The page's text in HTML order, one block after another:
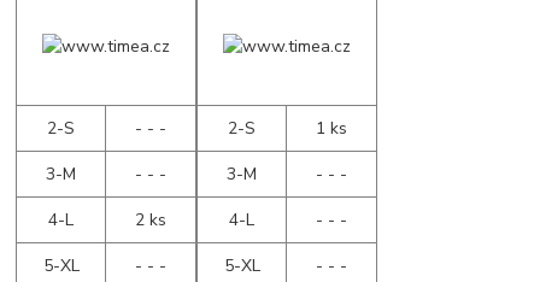
2-S
- - -
3-M
- - -
4-L
2 ks
5-XL
- - -
2-S
1 ks
3-M
- - -
4-L
- - -
5-XL
- - -